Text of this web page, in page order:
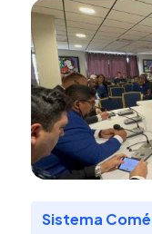
Sistema